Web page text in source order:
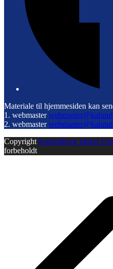
Materiale til hjemmesiden kan
1. webmaster
2. webmaster
Copyright Kalundborg Idræts
forbeholdt